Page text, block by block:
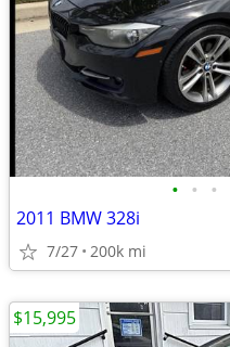
• • •
2011 BMW 328i
7/27 200k mi
$15,995